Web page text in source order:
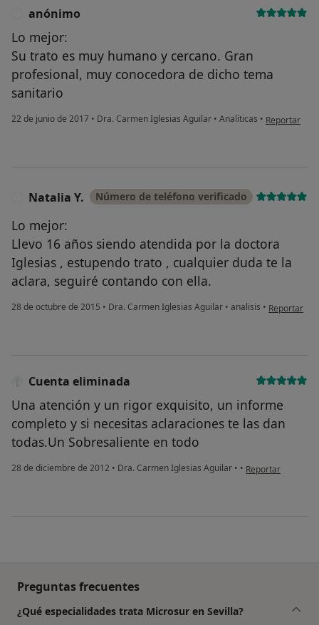
anónimo
Lo mejor:
Su trato es muy humano y cercano. Gran
profesional, muy conocedora de dicho tema
sanitario
22 de junio de 2017 • Dra. Carmen Iglesias Aguilar • Analíticas • en opinión
Reportar
Natalia Y. Número de teléfono verificado
Lo mejor:
Llevo 16 años siendo atendida por la doctora
Iglesias , estupendo trato , cualquier duda te la
aclara, seguiré contando con ella.
28 de octubre de 2015 • Dra. Carmen Iglesias Aguilar • analisis • en opinión
Reportar
Cuenta eliminada
Una atención y un rigor exquisito, un informe
completo y si necesitas aclaraciones te las dan
todas.Un Sobresaliente en todo
28 de diciembre de 2012 • Dra. Carmen Iglesias Aguilar • • en opinión del
Reportar
Preguntas frecuentes
¿Qué especialidades trata Microsur en Sevilla?